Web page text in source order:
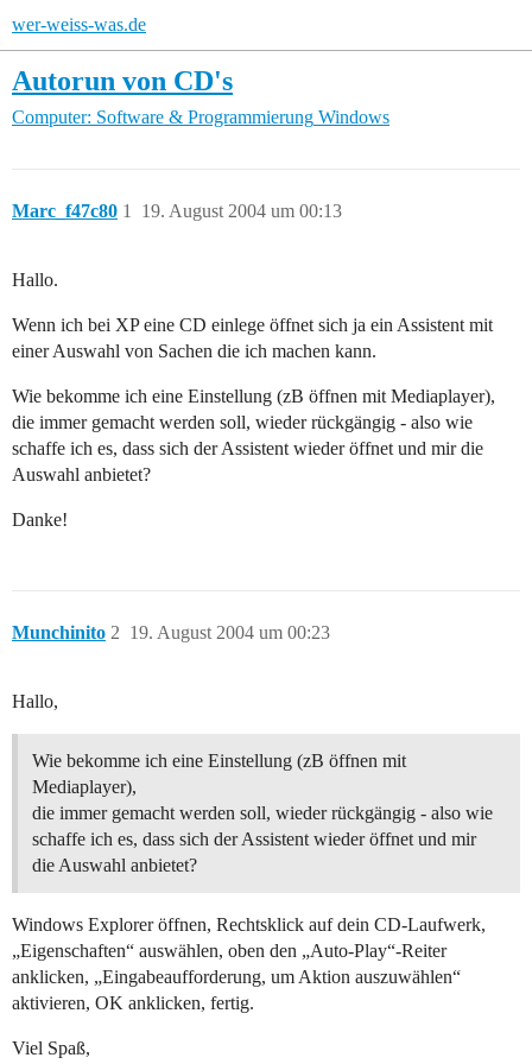
wer-weiss-was.de
Autorun von CD's
Computer: Software & Programmierung Windows
Marc_f47c80 19. August 2004 um 00:13
1
Hallo.
Wenn ich bei XP eine CD einlege öffnet sich ja ein Assistent mit
einer Auswahl von Sachen die ich machen kann.
Wie bekomme ich eine Einstellung (zB öffnen mit Mediaplayer),
die immer gemacht werden soll, wieder rückgängig - also wie
schaffe ich es, dass sich der Assistent wieder öffnet und mir die
Auswahl anbietet?
Danke!
Munchinito 19. August 2004 um 00:23
2
Hallo,
Wie bekomme ich eine Einstellung (zB öffnen mit
Mediaplayer),
die immer gemacht werden soll, wieder rückgängig - also wie
schaffe ich es, dass sich der Assistent wieder öffnet und mir
die Auswahl anbietet?
Windows Explorer öffnen, Rechtsklick auf dein CD-Laufwerk,
„Eigenschaften“ auswählen, oben den „Auto-Play“-Reiter
anklicken, „Eingabeaufforderung, um Aktion auszuwählen“
aktivieren, OK anklicken, fertig.
Viel Spaß,